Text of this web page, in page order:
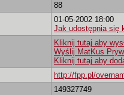
88
01-05-2002 18:00
Jak udostępnia się
Kliknij tutaj aby
Wyślij MatKus
Kliknij tutaj aby
http://fpp.pl/
149327749